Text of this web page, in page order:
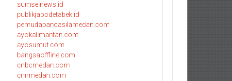
sumselnews.id
publikjabodetabek.id
pemudapancasilamedan.com
ayokalimantan.com
ayosumut.com
bangsaoffline.com
cnbcmedan.com
cnnmedan.com